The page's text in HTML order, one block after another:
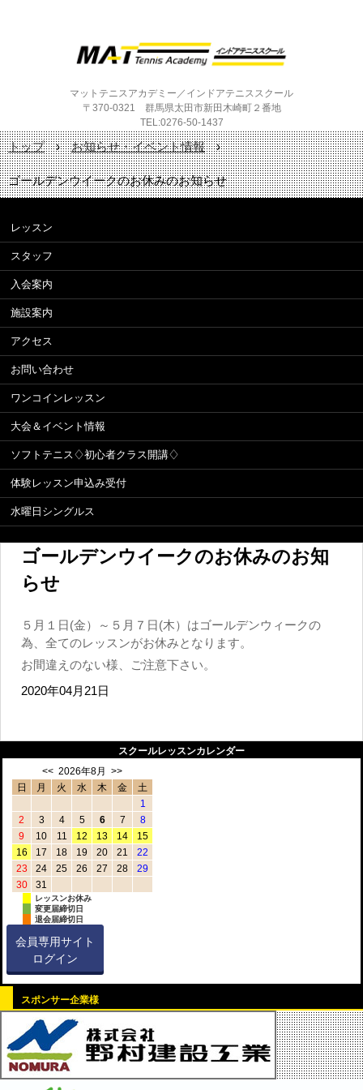
マットテニスアカデミー／インドアテニススクール
〒370-0321 群馬県太田市新田木崎町２番地
TEL:0276-50-1437
トップ › お知らせ・イベント情報 ›
ゴールデンウイークのお休みのお知らせ
レッスン
スタッフ
入会案内
施設案内
アクセス
お問い合わせ
ワンコインレッスン
大会＆イベント情報
ソフトテニス♢初心者クラス開講♢
体験レッスン申込み受付
水曜日シングルス
ゴールデンウイークのお休みのお知
らせ
５月１日(金）～５月７日(木）はゴールデンウィークの
為、全てのレッスンがお休みとなります。
お間違えのない様、ご注意下さい。
2020年04月21日
スクールレッスンカレンダー
<< 2026年8月 >>
日
月 火 水 木 金
土
1
2
3 4 5 6 7
8
9
10 11 12 13 14
15
16
17 18 19 20 21
22
23
24 25 26 27 28
29
30
31
レッスンお休み
変更届締切日
退会届締切日
会員専用サイト
ログイン
スポンサー企業様